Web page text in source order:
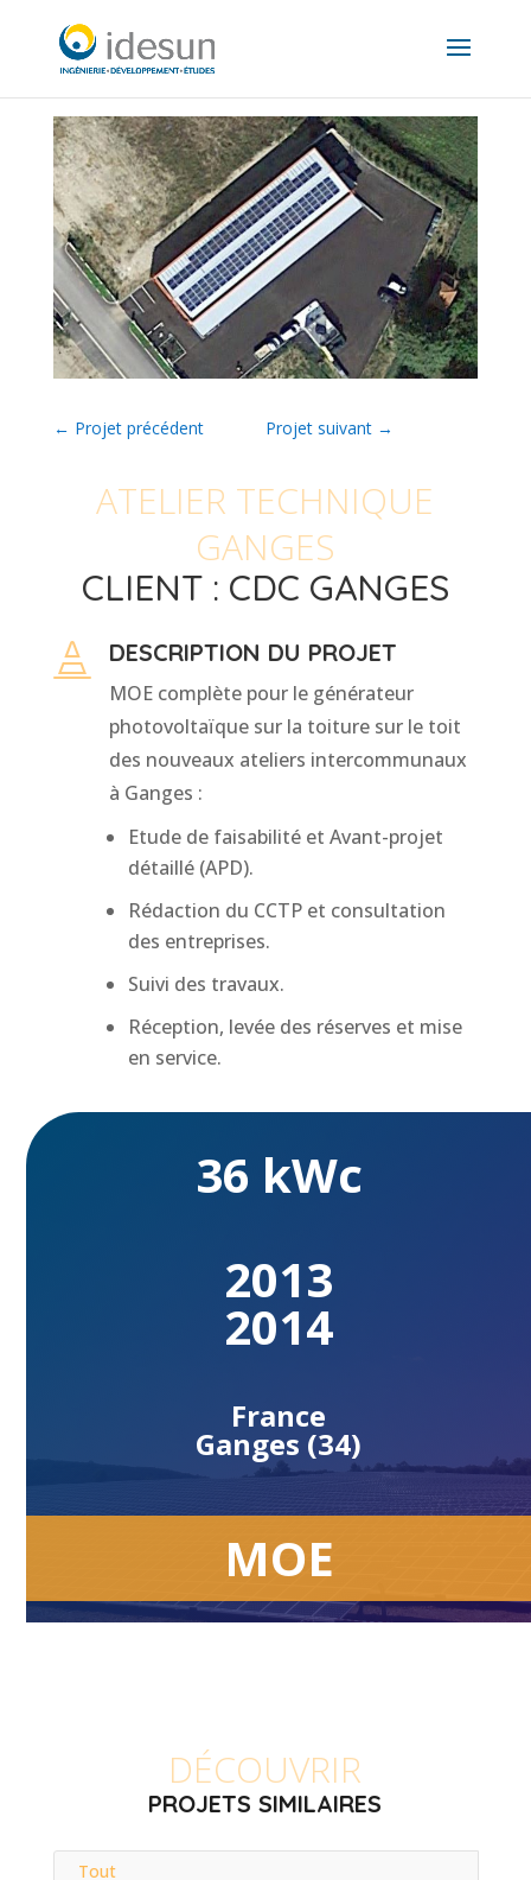
← Projet précédent Projet suivant→
ATELIER TECHNIQUE
GANGES
CLIENT : CDC GANGES
 DESCRIPTION DU PROJET
MOE complète pour le générateur
photovoltaïque sur la toiture sur le toit
des nouveaux ateliers intercommunaux
à Ganges :
Etude de faisabilité et Avant-projet
détaillé (APD).
Rédaction du CCTP et consultation
des entreprises.
Suivi des travaux.
Réception, levée des réserves et mise
en service.
36 kWc
2013
2014
France
Ganges (34)
MOE
DÉCOUVRIR
PROJETS SIMILAIRES
Tout